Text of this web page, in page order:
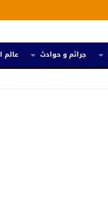
جرائم و حوادث عالم